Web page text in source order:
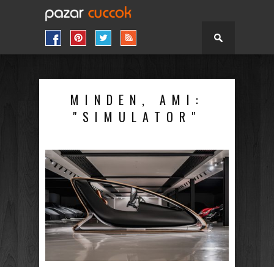
MINDEN, AMI:
"SIMULATOR"